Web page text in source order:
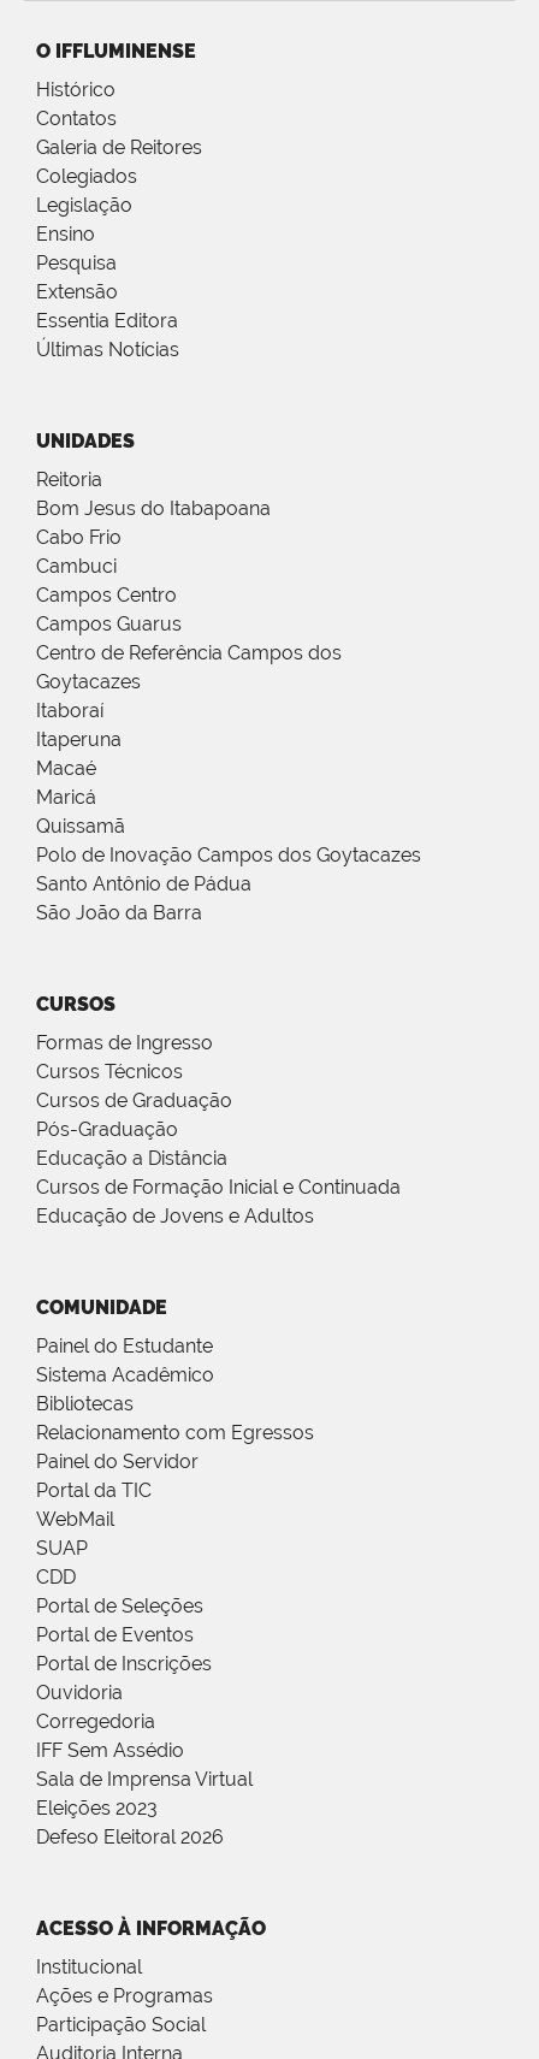
O IFFLUMINENSE
Histórico
Contatos
Galeria de Reitores
Colegiados
Legislação
Ensino
Pesquisa
Extensão
Essentia Editora
Últimas Notícias
UNIDADES
Reitoria
Bom Jesus do Itabapoana
Cabo Frio
Cambuci
Campos Centro
Campos Guarus
Centro de Referência Campos dos
Goytacazes
Itaboraí
Itaperuna
Macaé
Maricá
Quissamã
Polo de Inovação Campos dos Goytacazes
Santo Antônio de Pádua
São João da Barra
CURSOS
Formas de Ingresso
Cursos Técnicos
Cursos de Graduação
Pós-Graduação
Educação a Distância
Cursos de Formação Inicial e Continuada
Educação de Jovens e Adultos
COMUNIDADE
Painel do Estudante
Sistema Acadêmico
Bibliotecas
Relacionamento com Egressos
Painel do Servidor
Portal da TIC
WebMail
SUAP
CDD
Portal de Seleções
Portal de Eventos
Portal de Inscrições
Ouvidoria
Corregedoria
IFF Sem Assédio
Sala de Imprensa Virtual
Eleições 2023
Defeso Eleitoral 2026
ACESSO À INFORMAÇÃO
Institucional
Ações e Programas
Participação Social
Auditoria Interna